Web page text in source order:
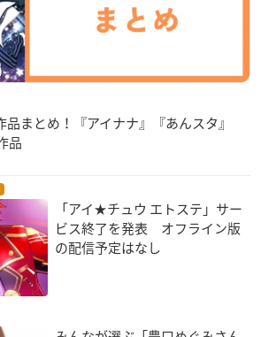
まとめ！『アイナナ』『あんスタ』
品
「アイ★チュウ エトステ」サー
ビス終了を発表 オフライン版
の配信予定はなし